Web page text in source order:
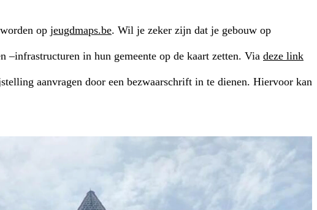
op jeugdmaps.be. Wil je zeker zijn dat je gebouw op
–infrastructuren in hun gemeente op de kaart zetten. Via deze link
aanvragen door een bezwaarschrift in te dienen. Hiervoor kan